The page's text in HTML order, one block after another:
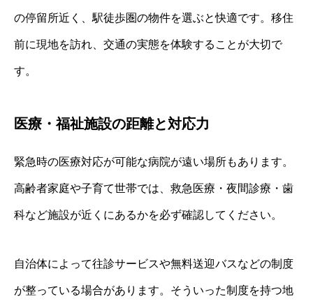
の停留所近く、駅徒歩圏の物件を選ぶと快適です。移住
前に現地を訪れ、交通の実態を体験することが大切で
す。
医療・福祉施設の距離と対応力
緊急時の医療対応が可能な病院が遠い場所もあります。
高齢者家庭や子育て世帯では、救急医療・夜間診療・歯
科など施設が近くにあるかを必ず確認してください。
自治体によって往診サービスや無料送迎バスなどの制度
が整っている場合があります。そういった制度を持つ地